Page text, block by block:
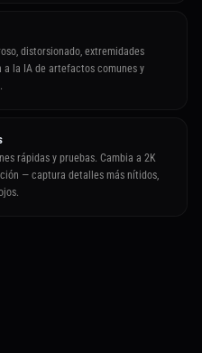
distorsionado, extremidades
a la IA de artefactos comunes y
rápidas y pruebas. Cambia a 2K
— captura detalles más nítidos,